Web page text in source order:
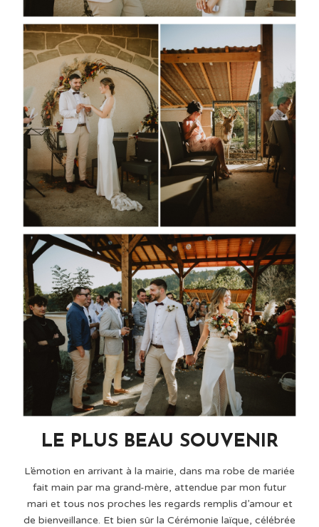
LE PLUS BEAU SOUVENIR
L’émotion en arrivant à la mairie, dans ma robe de mariée
fait main par ma grand-mère, attendue par mon futur
mari et tous nos proches les regards remplis d’amour et
de bienveillance. Et bien sûr la Cérémonie laïque, célébrée